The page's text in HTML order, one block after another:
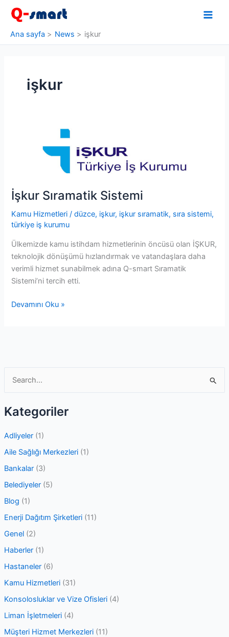
İçeriğe
atla
Ana sayfa
News işkur
r
c
h
Kategoriler
Adliyeler(1)
Aile Sağlığı Merkezleri(1)
Bankalar(3)
Belediyeler(5)
Blog (1)
Enerji Dağıtım Şirketleri(11)
Genel(2)
Haberler(1)
Hastaneler(6)
Kamu Hizmetleri(31)
Konsolosluklar ve Vize Ofisleri(4)
Liman İşletmeleri(4)
Müşteri Hizmet Merkezleri(11)
işkur
İşkur Sıramatik Sistemi
Kamu Hizmetleri /düzce, işkur, işkur sıramatik, sıra sistemi,
türkiye iş kurumu
Ülkemizde kamu istihdam hizmetlerinin öncüsü olan İŞKUR,
teknolojik dönüşümü hızlandırmak ve vatandaşlara daha
verimli hizmet sunabilmek adına Q-smart Sıramatik
Sistemi’ni tercih etti.
İşkur
Devamını Oku »